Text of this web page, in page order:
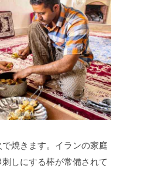
焼きます。イランの家庭
しにする棒が常備されて